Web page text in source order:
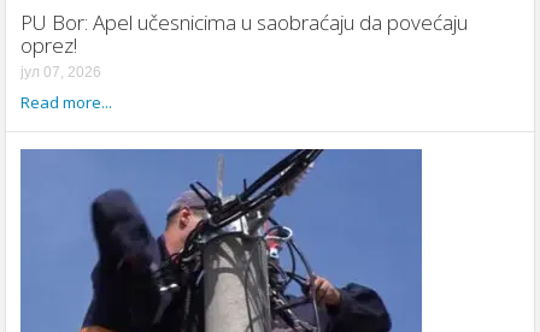
PU Bor: Apel učesnicima u saobraćaju da povećaju
oprez!
јул 07, 2026
Read more...